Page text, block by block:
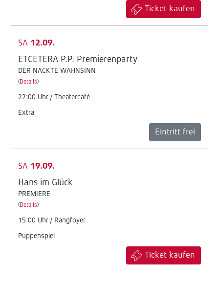
Ticket kaufen
SA 12.09.
ETCETERA P.P. Premierenparty
DER NACKTE WAHNSINN
(Details)
22:00 Uhr / Theatercafé
Extra
Eintritt frei
SA 19.09.
Hans im Glück
PREMIERE
(Details)
15:00 Uhr / Rangfoyer
Puppenspiel
Ticket kaufen